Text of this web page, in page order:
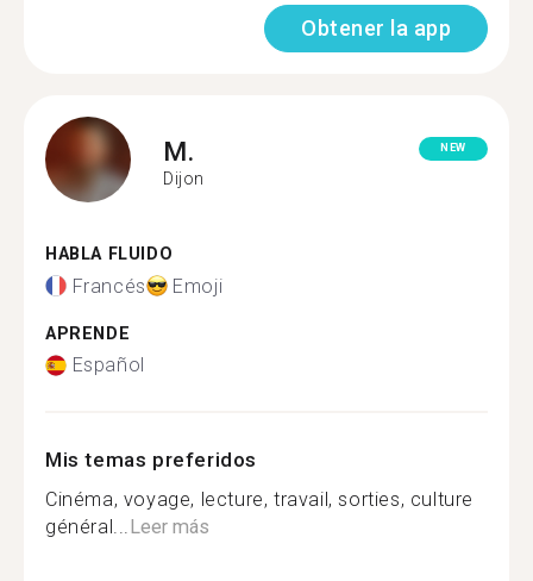
Obtener la app
M.
Dijon
NEW
HABLA FLUIDO
Francés Emoji
APRENDE
Español
Mis temas preferidos
Cinéma, voyage, lecture, travail, sorties, culture
général...Leer más